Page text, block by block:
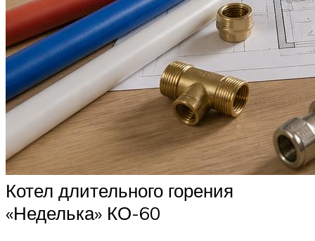
Котел длительного горения
«Неделька» КО-60